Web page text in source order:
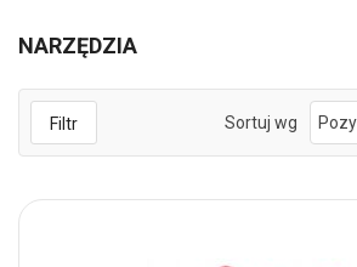
NARZĘDZIA
Filtr Sortuj wg